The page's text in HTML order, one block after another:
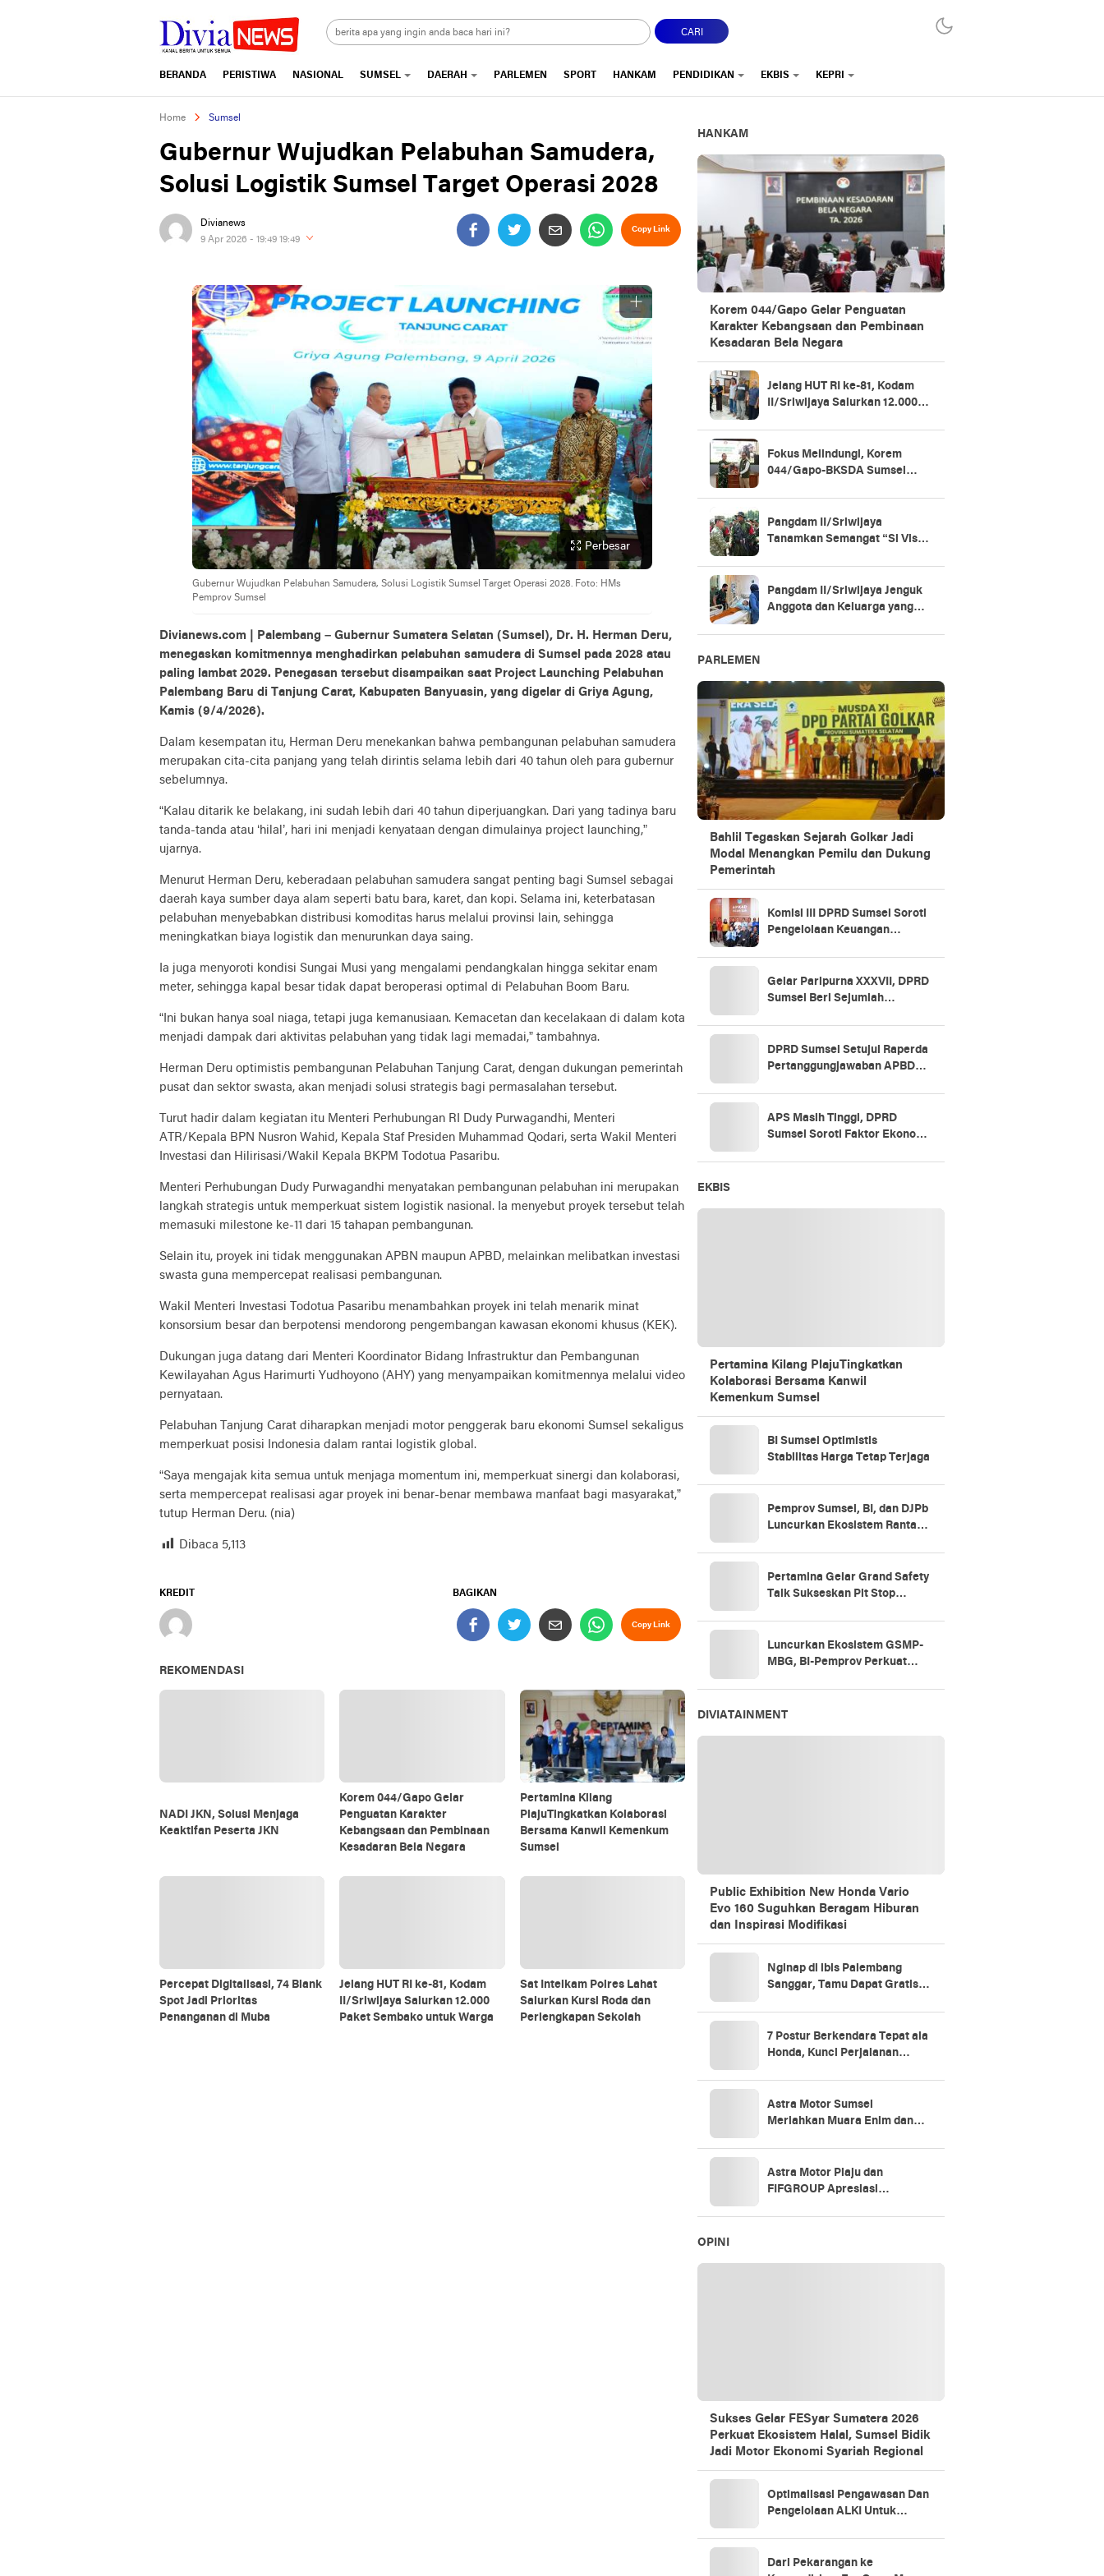
divianews.com CARI
BERANDA PERISTIWA NASIONAL SUMSEL DAERAH PARLEMEN SPORT HANKAM PENDIDIKAN EKBIS KEPRI
Home Sumsel
Gubernur Wujudkan Pelabuhan Samudera,
Solusi Logistik Sumsel Target Operasi 2028
Divianews
9 Apr 2026 - 19:49 19:49
Copy Link
Perbesar
Gubernur Wujudkan Pelabuhan Samudera, Solusi Logistik Sumsel Target Operasi 2028. Foto: HMs
Pemprov Sumsel
Divianews.com | Palembang – Gubernur Sumatera Selatan (Sumsel), Dr. H. Herman Deru,
menegaskan komitmennya menghadirkan pelabuhan samudera di Sumsel pada 2028 atau
paling lambat 2029. Penegasan tersebut disampaikan saat Project Launching Pelabuhan
Palembang Baru di Tanjung Carat, Kabupaten Banyuasin, yang digelar di Griya Agung,
Kamis (9/4/2026).
Dalam kesempatan itu, Herman Deru menekankan bahwa pembangunan pelabuhan samudera
merupakan cita-cita panjang yang telah dirintis selama lebih dari 40 tahun oleh para gubernur
sebelumnya.
“Kalau ditarik ke belakang, ini sudah lebih dari 40 tahun diperjuangkan. Dari yang tadinya baru
tanda-tanda atau ‘hilal’, hari ini menjadi kenyataan dengan dimulainya project launching,”
ujarnya.
Menurut Herman Deru, keberadaan pelabuhan samudera sangat penting bagi Sumsel sebagai
daerah kaya sumber daya alam seperti batu bara, karet, dan kopi. Selama ini, keterbatasan
pelabuhan menyebabkan distribusi komoditas harus melalui provinsi lain, sehingga
meningkatkan biaya logistik dan menurunkan daya saing.
Ia juga menyoroti kondisi Sungai Musi yang mengalami pendangkalan hingga sekitar enam
meter, sehingga kapal besar tidak dapat beroperasi optimal di Pelabuhan Boom Baru.
“Ini bukan hanya soal niaga, tetapi juga kemanusiaan. Kemacetan dan kecelakaan di dalam kota
menjadi dampak dari aktivitas pelabuhan yang tidak lagi memadai,” tambahnya.
Herman Deru optimistis pembangunan Pelabuhan Tanjung Carat, dengan dukungan pemerintah
pusat dan sektor swasta, akan menjadi solusi strategis bagi permasalahan tersebut.
Turut hadir dalam kegiatan itu Menteri Perhubungan RI Dudy Purwagandhi, Menteri
ATR/Kepala BPN Nusron Wahid, Kepala Staf Presiden Muhammad Qodari, serta Wakil Menteri
Investasi dan Hilirisasi/Wakil Kepala BKPM Todotua Pasaribu.
Menteri Perhubungan Dudy Purwagandhi menyatakan pembangunan pelabuhan ini merupakan
langkah strategis untuk memperkuat sistem logistik nasional. Ia menyebut proyek tersebut telah
memasuki milestone ke-11 dari 15 tahapan pembangunan.
Selain itu, proyek ini tidak menggunakan APBN maupun APBD, melainkan melibatkan investasi
swasta guna mempercepat realisasi pembangunan.
Wakil Menteri Investasi Todotua Pasaribu menambahkan proyek ini telah menarik minat
konsorsium besar dan berpotensi mendorong pengembangan kawasan ekonomi khusus (KEK).
Dukungan juga datang dari Menteri Koordinator Bidang Infrastruktur dan Pembangunan
Kewilayahan Agus Harimurti Yudhoyono (AHY) yang menyampaikan komitmennya melalui video
pernyataan.
Pelabuhan Tanjung Carat diharapkan menjadi motor penggerak baru ekonomi Sumsel sekaligus
memperkuat posisi Indonesia dalam rantai logistik global.
“Saya mengajak kita semua untuk menjaga momentum ini, memperkuat sinergi dan kolaborasi,
serta mempercepat realisasi agar proyek ini benar-benar membawa manfaat bagi masyarakat,”
tutup Herman Deru. (nia)
Dibaca 5,113
KREDIT BAGIKAN
Copy Link
REKOMENDASI
NADI JKN, Solusi Menjaga
Keaktifan Peserta JKN
Korem 044/Gapo Gelar
Penguatan Karakter
Kebangsaan dan Pembinaan
Kesadaran Bela Negara
Pertamina Kilang
PlajuTingkatkan Kolaborasi
Bersama Kanwil Kemenkum
Sumsel
Percepat Digitalisasi, 74 Blank
Spot Jadi Prioritas
Penanganan di Muba
Jelang HUT RI ke-81, Kodam
II/Sriwijaya Salurkan 12.000
Paket Sembako untuk Warga
Sat Intelkam Polres Lahat
Salurkan Kursi Roda dan
Perlengkapan Sekolah
HANKAM
Korem 044/Gapo Gelar Penguatan
Karakter Kebangsaan dan Pembinaan
Kesadaran Bela Negara
Jelang HUT RI ke-81, Kodam
II/Sriwijaya Salurkan 12.000
Fokus Melindungi, Korem
044/Gapo-BKSDA Sumsel
Pangdam II/Sriwijaya
Tanamkan Semangat “Si Vis
Pangdam II/Sriwijaya Jenguk
Anggota dan Keluarga yang
PARLEMEN
Bahlil Tegaskan Sejarah Golkar Jadi
Modal Menangkan Pemilu dan Dukung
Pemerintah
Komisi III DPRD Sumsel Soroti
Pengelolaan Keuangan
Gelar Paripurna XXXVII, DPRD
Sumsel Beri Sejumlah
DPRD Sumsel Setujui Raperda
Pertanggungjawaban APBD
APS Masih Tinggi, DPRD
Sumsel Soroti Faktor Ekonomi
EKBIS
Pertamina Kilang PlajuTingkatkan
Kolaborasi Bersama Kanwil
Kemenkum Sumsel
BI Sumsel Optimistis
Stabilitas Harga Tetap Terjaga
Pemprov Sumsel, BI, dan DJPb
Luncurkan Ekosistem Rantai
Pertamina Gelar Grand Safety
Talk Sukseskan Pit Stop
Luncurkan Ekosistem GSMP-
MBG, BI-Pemprov Perkuat
DIVIATAINMENT
Public Exhibition New Honda Vario
Evo 160 Suguhkan Beragam Hiburan
dan Inspirasi Modifikasi
Nginap di ibis Palembang
Sanggar, Tamu Dapat Gratis 1
7 Postur Berkendara Tepat ala
Honda, Kunci Perjalanan
Astra Motor Sumsel
Meriahkan Muara Enim dan
Astra Motor Plaju dan
FIFGROUP Apresiasi
OPINI
Sukses Gelar FESyar Sumatera 2026
Perkuat Ekosistem Halal, Sumsel Bidik
Jadi Motor Ekonomi Syariah Regional
Optimalisasi Pengawasan Dan
Pengelolaan ALKI Untuk
Dari Pekarangan ke